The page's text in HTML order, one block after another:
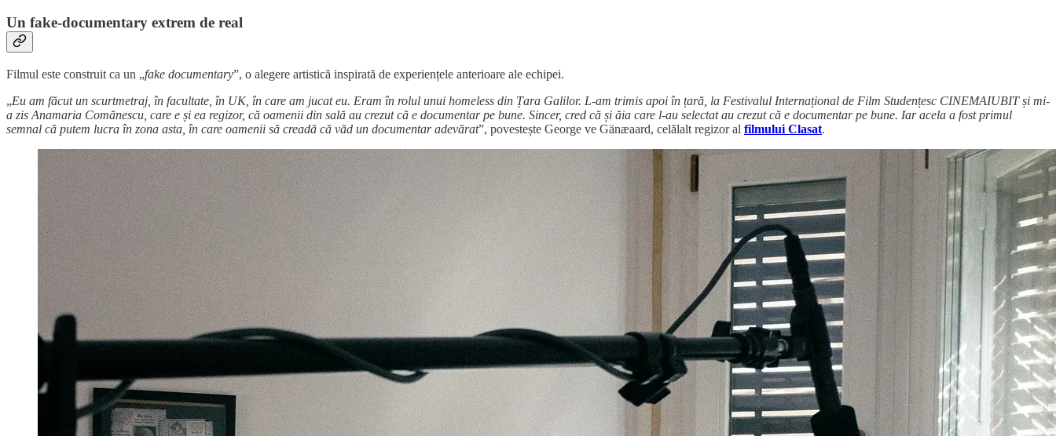
Un fake-documentary extrem de real
Filmul este construit ca un „fake documentary”, o alegere artistică inspirată de experiențele anterioare ale echipei.
„Eu am făcut un scurtmetraj, în facultate, în UK, în care am jucat eu. Eram în rolul unui homeless din Țara Galilor. L-am trimis apoi în țară, la Festivalul Internațional de Film Studențesc CINEMAIUBIT și mi-
a zis Anamaria Comănescu, care e și ea regizor, că oamenii din sală au crezut că e documentar pe bune. Sincer, cred că și ăia care l-au selectat au crezut că e documentar pe bune. Iar acela a fost primul
semnal că putem lucra în zona asta, în care oamenii să creadă că văd un documentar adevărat”, povestește George ve Gänæaard, celălalt regizor al filmului Clasat.